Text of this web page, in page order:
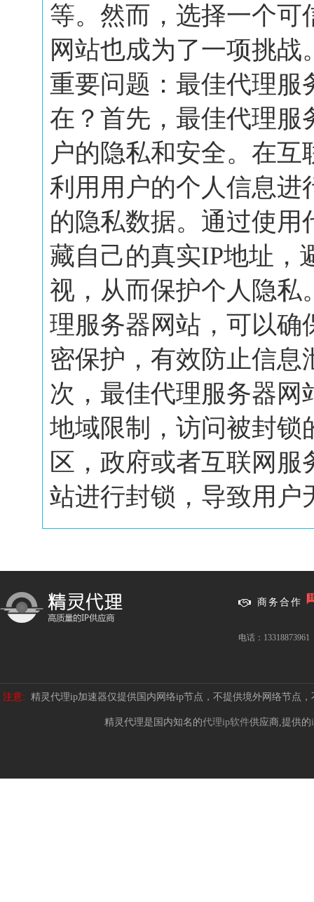
等。然而，选择一个可
网站也成为了一项挑
重要问题：最佳代理服
在？首先，最佳代理服
户的隐私和安全。在
利用用户的个人信息进
的隐私数据。通过使
藏自己的真实IP地址，
视，从而保护个人隐私
理服务器网站，可以确
密保护，有效防止信
次，最佳代理服务器
地域限制，访问被封锁
区，政府或者互联网
站进行封锁，导致用户
商务合作
电话：13318873961
注意: 精灵代理ip加速器仅提供国内网络ip节点，不提供境外网络节点
精灵代理是国内知名的代理ip软件供应商,提供的